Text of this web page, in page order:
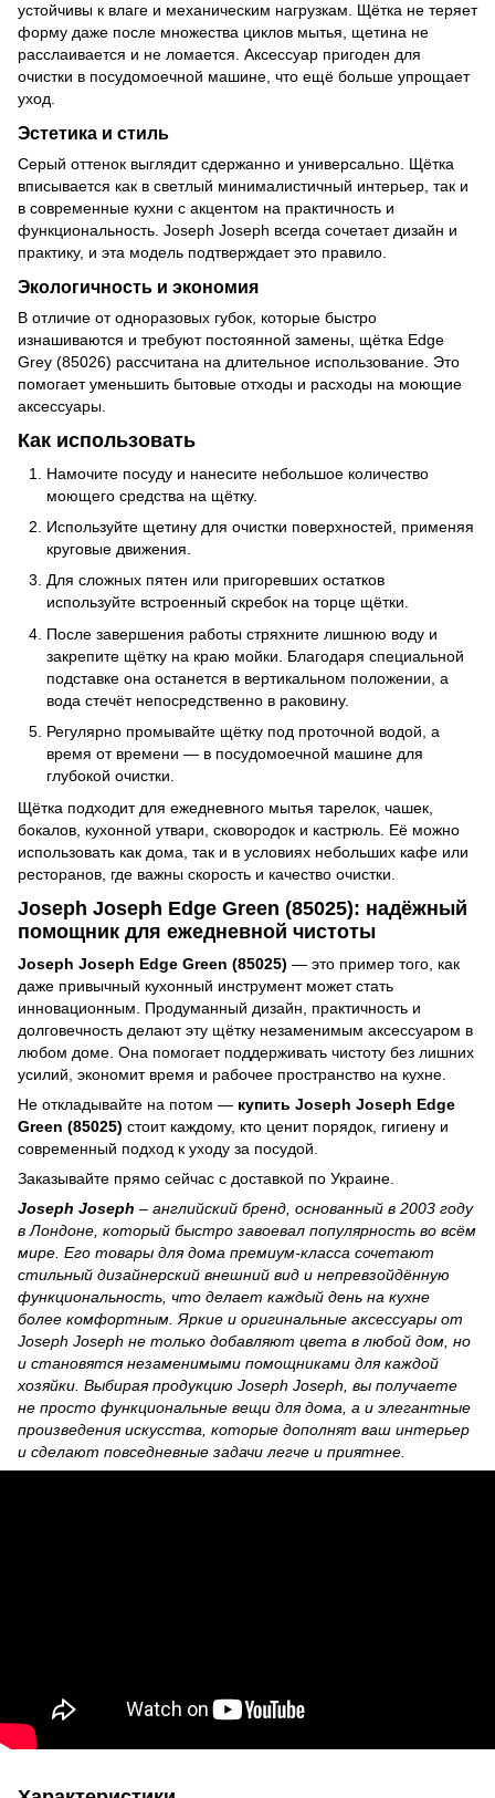
устойчивы к влаге и механическим нагрузкам. Щётка не теряет
форму даже после множества циклов мытья, щетина не
расслаивается и не ломается. Аксессуар пригоден для
очистки в посудомоечной машине, что ещё больше упрощает
уход.
Эстетика и стиль
Серый оттенок выглядит сдержанно и универсально. Щётка
вписывается как в светлый минималистичный интерьер, так и
в современные кухни с акцентом на практичность и
функциональность. Joseph Joseph всегда сочетает дизайн и
практику, и эта модель подтверждает это правило.
Экологичность и экономия
В отличие от одноразовых губок, которые быстро
изнашиваются и требуют постоянной замены, щётка Edge
Grey (85026) рассчитана на длительное использование. Это
помогает уменьшить бытовые отходы и расходы на моющие
аксессуары.
Как использовать
Намочите посуду и нанесите небольшое количество
моющего средства на щётку.
Используйте щетину для очистки поверхностей, применяя
круговые движения.
Для сложных пятен или пригоревших остатков
используйте встроенный скребок на торце щётки.
После завершения работы стряхните лишнюю воду и
закрепите щётку на краю мойки. Благодаря специальной
подставке она останется в вертикальном положении, а
вода стечёт непосредственно в раковину.
Регулярно промывайте щётку под проточной водой, а
время от времени — в посудомоечной машине для
глубокой очистки.
Щётка подходит для ежедневного мытья тарелок, чашек,
бокалов, кухонной утвари, сковородок и кастрюль. Её можно
использовать как дома, так и в условиях небольших кафе или
ресторанов, где важны скорость и качество очистки.
Joseph Joseph Edge Green (85025): надёжный
помощник для ежедневной чистоты
Joseph Joseph Edge Green (85025) — это пример того, как
даже привычный кухонный инструмент может стать
инновационным. Продуманный дизайн, практичность и
долговечность делают эту щётку незаменимым аксессуаром в
любом доме. Она помогает поддерживать чистоту без лишних
усилий, экономит время и рабочее пространство на кухне.
Не откладывайте на потом — купить Joseph Joseph Edge
Green (85025) стоит каждому, кто ценит порядок, гигиену и
современный подход к уходу за посудой.
Заказывайте прямо сейчас с доставкой по Украине.
Joseph Joseph – английский бренд, основанный в 2003 году
в Лондоне, который быстро завоевал популярность во всём
мире. Его товары для дома премиум-класса сочетают
стильный дизайнерский внешний вид и непревзойдённую
функциональность, что делает каждый день на кухне
более комфортным. Яркие и оригинальные аксессуары от
Joseph Joseph не только добавляют цвета в любой дом, но
и становятся незаменимыми помощниками для каждой
хозяйки. Выбирая продукцию Joseph Joseph, вы получаете
не просто функциональные вещи для дома, а и элегантные
произведения искусства, которые дополнят ваш интерьер
и сделают повседневные задачи легче и приятнее.